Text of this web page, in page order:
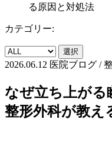
る原因と対処法
カテゴリー:
選択
2026.06.12 医院ブログ /
なぜ立ち上がる
整形外科が教え